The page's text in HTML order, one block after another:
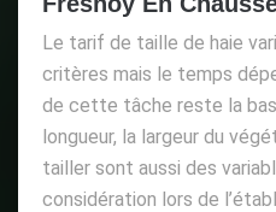
Le tarif de taille de haie
critères mais le temps
de cette tâche reste la
longueur, la largeur du
tailler sont aussi des
considération lors de